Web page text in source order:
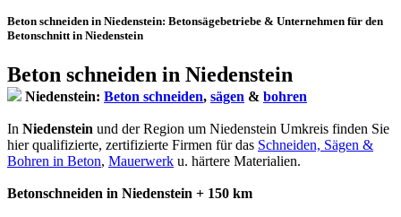
Beton schneiden in Niedenstein: Betonsägebetriebe & Unternehmen für den
Betonschnitt in Niedenstein
Beton schneiden in Niedenstein
Niedenstein: Beton schneiden, sägen & bohren
In Niedenstein und der Region um Niedenstein Umkreis finden Sie
hier qualifizierte, zertifizierte Firmen für das Schneiden, Sägen &
Bohren in Beton, Mauerwerk u. härtere Materialien.
Betonschneiden in Niedenstein + 150 km